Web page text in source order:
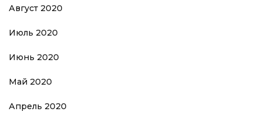
Август 2020
Июль 2020
Июнь 2020
Май 2020
Апрель 2020